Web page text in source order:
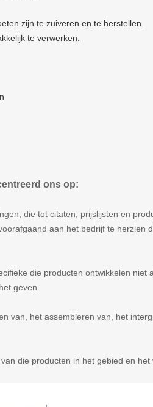
zijn te zuiveren en te herstellen.
te verwerken.
ons op:
die tot citaten, prijslijsten en
aan het bedrijf te herzien
die producten ontwikkelen niet
geven.
van, het assembleren van, het
die producten in het gebied en het